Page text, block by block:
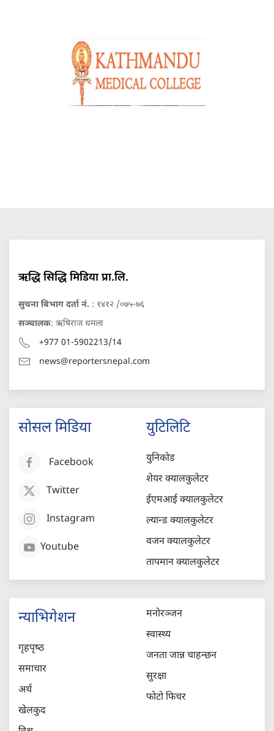
ऋद्धि सिद्धि मिडिया प्रा.लि.
सुचना बिभाग दर्ता नं. : १४१२ /०७५-७६
सञ्चालक: ऋषिराज धमला
+977 01-5902213/14
news@reportersnepal.com
सोसल मिडिया
Facebook
Twitter
Instagram
Youtube
युटिलिटि
युनिकोड
शेयर क्यालकुलेटर
ईएमआई क्यालकुलेटर
ल्यान्ड क्यालकुलेटर
वजन क्यालकुलेटर
तापमान क्यालकुलेटर
न्याभिगेशन
गृहपृष्‍ठ
समाचार
अर्थ
खेलकुद
मनोरञ्जन
स्वास्थ्य
जनता जान्न चाहन्छन
सुरक्षा
फोटो फिचर